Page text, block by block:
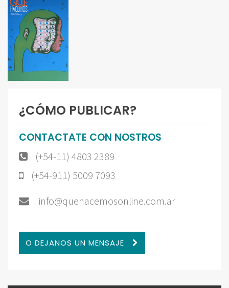
¿CÓMO PUBLICAR?
CONTACTATE CON NOSTROS
(+54-11) 4803 2389
(+54-911) 5009 7093
info@quehacemosonline.com.ar
O DEJANOS UN MENSAJE